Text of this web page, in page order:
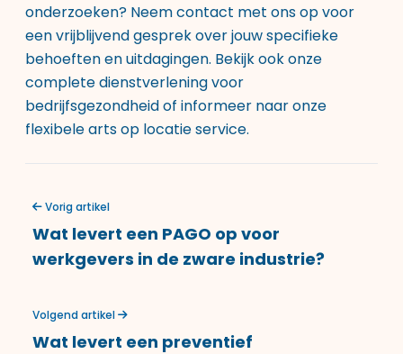
onderzoeken? Neem contact met ons op voor
een vrijblijvend gesprek over jouw specifieke
behoeften en uitdagingen. Bekijk ook onze
complete dienstverlening voor
bedrijfsgezondheidof informeer naar onze
flexibele arts op locatie service.
Vorig artikel
Wat levert een PAGO op voor
werkgevers in de zware industrie?
Volgend artikel
Wat levert een preventief